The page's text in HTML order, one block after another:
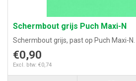
Schermbout grijs Puch Maxi-N
Schermbout grijs, past op Puch Maxi-N. ..
€0,90
Excl. btw: €0,74